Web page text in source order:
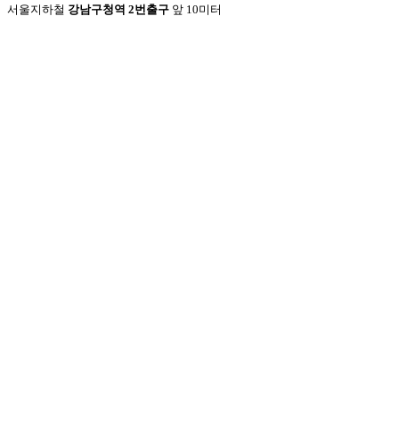
서울지하철 강남구청역 2번출구 앞 10미터